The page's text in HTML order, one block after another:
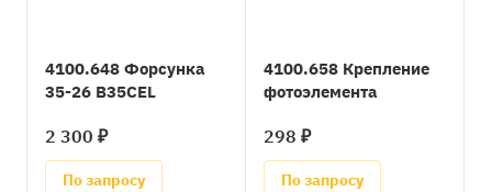
4100.648 Форсунка
35-26 B35CEL
2 300 ₽
По запросу
4100.658 Крепление
фотоэлемента
298 ₽
По запросу